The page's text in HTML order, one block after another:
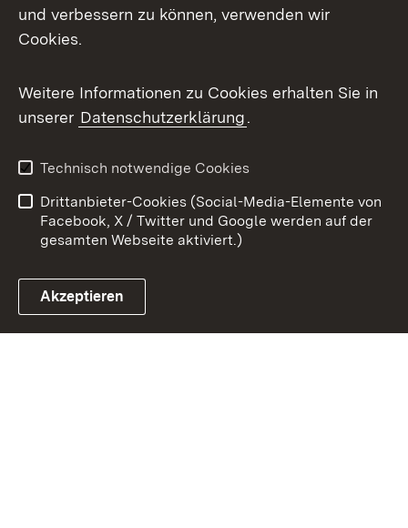
X / Twitter
Youtube
Link zum Landesportal
Kontakt
Datenschutz
Barrierefreiheit
Impressum
Cookies
und verbessern zu können, verwenden wir
Cookies.
Weitere Informationen zu Cookies erhalten Sie in
unserer Datenschutzerklärung.
Technisch notwendige Cookies
Drittanbieter-Cookies (Social-Media-Elemente von
Facebook, X / Twitter und Google werden auf der
gesamten Webseite aktiviert.)
Akzeptieren